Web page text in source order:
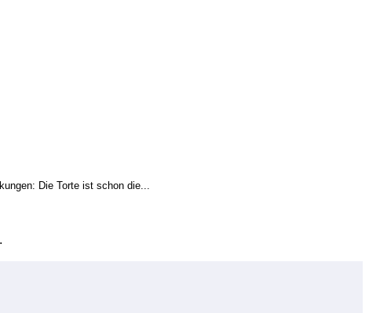
Die Torte ist schon die...
.